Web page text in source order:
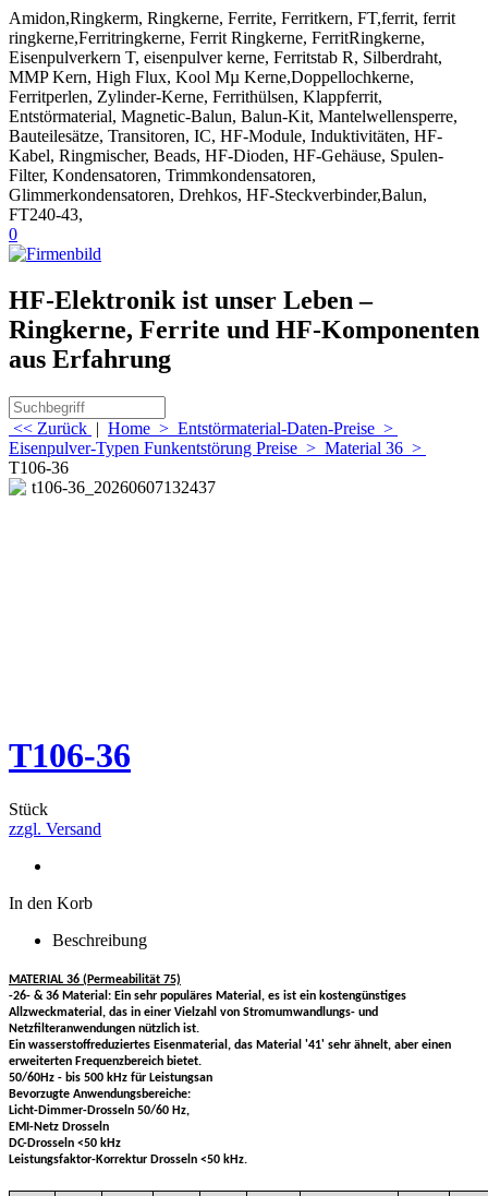
Amidon,Ringkerm, Ringkerne, Ferrite, Ferritkern, FT,ferrit, ferrit
ringkerne,Ferritringkerne, Ferrit Ringkerne, FerritRingkerne,
Eisenpulverkern T, eisenpulver kerne, Ferritstab R, Silberdraht,
MMP Kern, High Flux, Kool Mµ Kerne,Doppellochkerne,
Ferritperlen, Zylinder-Kerne, Ferrithülsen, Klappferrit,
Entstörmaterial, Magnetic-Balun, Balun-Kit, Mantelwellensperre,
Bauteilesätze, Transitoren, IC, HF-Module, Induktivitäten, HF-
Kabel, Ringmischer, Beads, HF-Dioden, HF-Gehäuse, Spulen-
Filter, Kondensatoren, Trimmkondensatoren,
Glimmerkondensatoren, Drehkos, HF-Steckverbinder,Balun,
FT240-43,
0
HF-Elektronik ist unser Leben –
Ringkerne, Ferrite und HF-Komponenten
aus Erfahrung
<< Zurück | Home > Entstörmaterial-Daten-Preise >
Eisenpulver-Typen Funkentstörung Preise > Material 36 >
T106-36
T106-36
Stück
zzgl. Versand
In den Korb
Beschreibung
MATERIAL 36 (Permeabilität 75)
-26- & 36 Material: Ein sehr populäres Material, es ist ein kostengünstiges
Allzweckmaterial, das in einer Vielzahl von Stromumwandlungs- und
Netzfilteranwendungen nützlich ist.
Ein wasserstoffreduziertes Eisenmaterial, das Material '41' sehr ähnelt, aber einen
erweiterten Frequenzbereich bietet.
50/60Hz - bis 500 kHz für Leistungsan
Bevorzugte Anwendungsbereiche:
Licht-Dimmer-Drosseln 50/60 Hz,
EMI-Netz Drosseln
DC-Drosseln <50 kHz
Leistungsfaktor-Korrektur Drosseln <50 kHz.